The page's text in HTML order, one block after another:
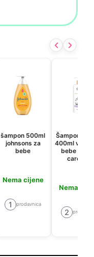
šampon 500ml
johnsons za
bebe
Nema cijene
1 prodavnica
Šampon i
400ml
bebe
care 2u1
Nema
2